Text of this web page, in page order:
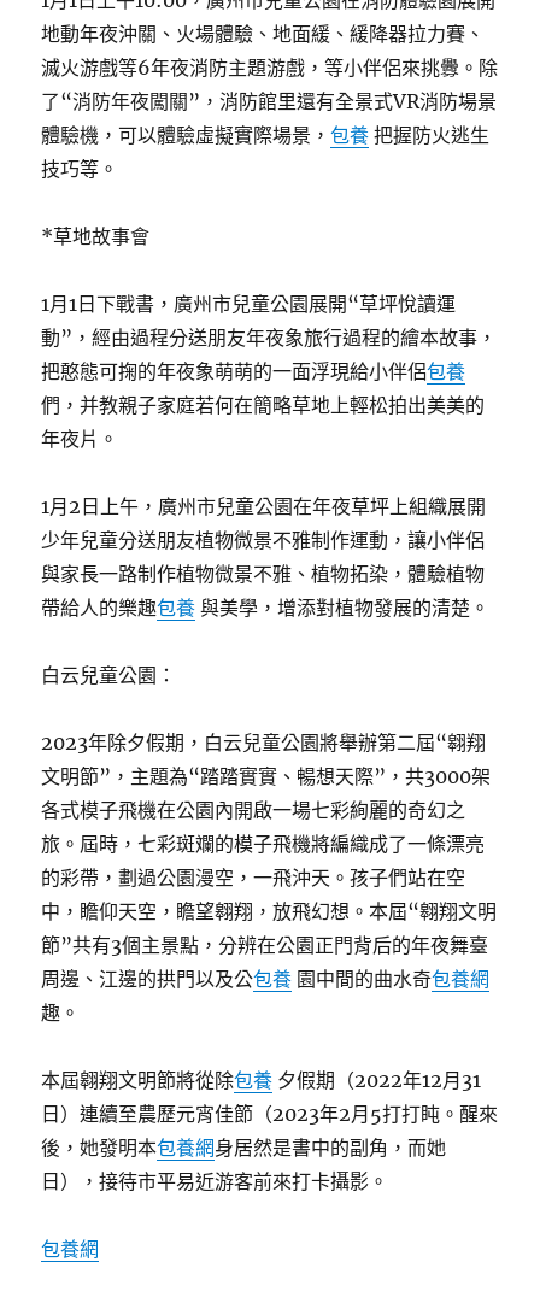
地動年夜沖關、火場體驗、地面緩、緩降器拉力賽、
滅火游戲等6年夜消防主題游戲，等小伴侶來挑釁。除
了“消防年夜闖關”，消防館里還有全景式VR消防場景
體驗機，可以體驗虛擬實際場景，包養 把握防火逃生
技巧等。
*草地故事會
1月1日下戰書，廣州市兒童公園展開“草坪悅讀運
動”，經由過程分送朋友年夜象旅行過程的繪本故事，
把憨態可掬的年夜象萌萌的一面浮現給小伴侶包養
們，并教親子家庭若何在簡略草地上輕松拍出美美的
年夜片。
1月2日上午，廣州市兒童公園在年夜草坪上組織展開
少年兒童分送朋友植物微景不雅制作運動，讓小伴侶
與家長一路制作植物微景不雅、植物拓染，體驗植物
帶給人的樂趣包養 與美學，增添對植物發展的清楚。
白云兒童公園：
2023年除夕假期，白云兒童公園將舉辦第二屆“翱翔
文明節”，主題為“踏踏實實、暢想天際”，共3000架
各式模子飛機在公園內開啟一場七彩絢麗的奇幻之
旅。屆時，七彩斑斕的模子飛機將編織成了一條漂亮
的彩帶，劃過公園漫空，一飛沖天。孩子們站在空
中，瞻仰天空，瞻望翱翔，放飛幻想。本屆“翱翔文明
節”共有3個主景點，分辨在公園正門背后的年夜舞臺
周邊、江邊的拱門以及公包養 園中間的曲水奇包養網
趣。
本屆翱翔文明節將從除包養 夕假期（2022年12月31
日）連續至農歷元宵佳節（2023年2月5打打盹。醒來
後，她發明本包養網身居然是書中的副角，而她
日），接待市平易近游客前來打卡攝影。
包養網